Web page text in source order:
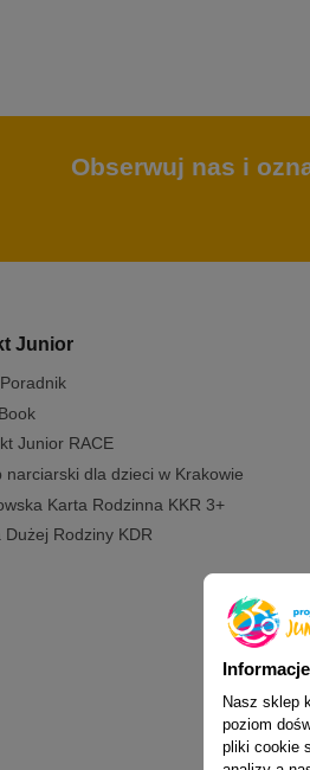
Obserwuj nas i
Junior
Junior RACE
narciarski dla dzieci w Krakowie
Karta Rodzinna KKR 3+
Dużej Rodziny KDR
Nasz sklep
poziom
pliki cookie